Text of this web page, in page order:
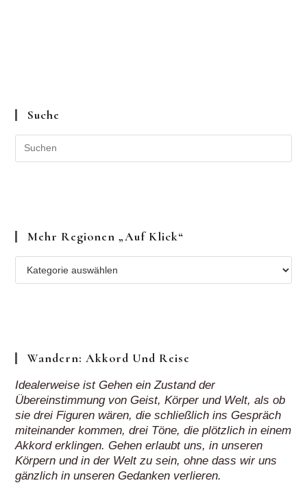
Suche
Mehr Regionen „auf Klick“
Regionen
Wandern: Akkord Und Reise
Idealerweise ist Gehen ein Zustand der
Übereinstimmung von Geist, Körper und Welt, als ob
sie drei Figuren wären, die schließlich ins Gespräch
miteinander kommen, drei Töne, die plötzlich in einem
Akkord erklingen. Gehen erlaubt uns, in unseren
Körpern und in der Welt zu sein, ohne dass wir uns
gänzlich in unseren Gedanken verlieren.